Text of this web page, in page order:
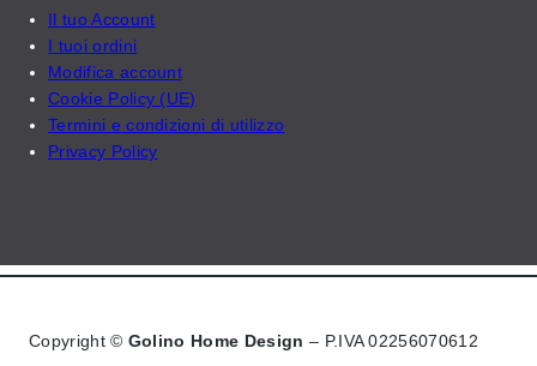
Il tuo Account
I tuoi ordini
Modifica account
Cookie Policy (UE)
Termini e condizioni di utilizzo
Privacy Policy
Copyright © Golino Home Design – P.IVA 02256070612